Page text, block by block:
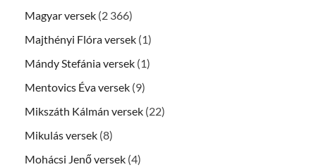
Magyar versek (2 366)
Majthényi Flóra versek (1)
Mándy Stefánia versek (1)
Mentovics Éva versek (9)
Mikszáth Kálmán versek (22)
Mikulás versek (8)
Mohácsi Jenő versek (4)